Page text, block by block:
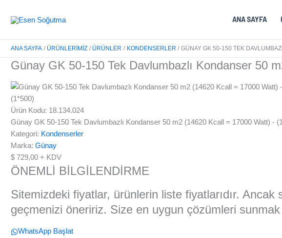
ANA SAYFA
ANA SAYFA ÜRÜNLERIMIZ ÜRÜNLER KONDENSERLER GÜNAY GK 50-150 TEK
Günay GK 50-150 Tek Davlumbazlı Kondanser 50
Ürün Kodu: 18.134.024
Günay GK 50-150 Tek Davlumbazlı Kondanser 50 m2 (14620 Kcall = 17000 Watt) -
Kategori: Kondenserler
Marka: Günay
$ 729,00 + KDV
ÖNEMLİ BİLGİLENDİRME
Sitemizdeki fiyatlar, ürünlerin liste fiyatlarıdır.
geçmenizi öneririz. Size en uygun çözümleri sunmak
WhatsApp Başlat